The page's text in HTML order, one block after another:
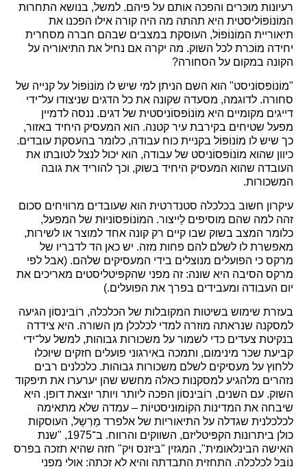
רעיונות מוּכּרים והפכה אותם על פיהם. למשל, בנושא התחרות
המוֹנוֹפּוֹליסטית היא תהתה מה היה קורה אילו הפכנו את
תיאוריית המוֹנוֹפּוֹל, העוסקת במצבים שבהם חברה מסחרית
יחידה מוֹכרת לכל השוק. מה יקרה אם נחיל את התיאוריה על
הקונה במקום על הסחורה?
"מוֹנוֹפּסוֹניסט" הוא השם הניתן למי שיש לו מוֹנוֹפּוֹל על קנייה של
סחורה. לדוגמה, מסעדה שקונה את כל הדגים שניצודו על־ידי
דייגים מקומיים היא מוֹנוֹפּסוֹניסטית של דגים. ננסה לדמיין
מפעל שטיחים בקירבת עיר קטנה. הוא המעסיק היחיד באזור,
כך שיש לו מוֹנוֹפּוֹל בקניית כוח עבודה, כלומר בהעסקת עובדים.
כיוון שהוא מוֹנוֹפּסוֹניסט של עבודה, הוא יכול לנצל לטובתו את
העובדה שהוא המעסיק היחיד בשוק, וכך להוריד את גובה
המשכורות.
עיקרון חשוב בכלכלה סטנדרטית הוא שעובדים מרוויחים סכום
זהה למה שהם מוסיפים לַייצור. המוֹנוֹפּסוֹניוּת של המפעל,
כלומר המצב בשוק שבו קיים רק קונה אחד למוצר או לשירות,
מאפשרת לו לשלם להם פחות מזה. יש כאן הד לדבריו של
מרקס כי הפועלים מנוצלים בידי המעסיקים שלהם. (אבל לפי
מרקס הסיבה היא שונה: זה מפני שהקפּיטליסטים מאריכים את
יום העבודה ומעבידים בפרך את הפועלים.)
בעזרת שימוש בשיטות המקובלות של הכלכלה, רוֹבּינסוֹן הגיעה
למסקנה שנראתה מוזרה למדי לכלכלן מן השורה. היא צידדה
בנקיטת צעדים כדי לשמור על משכורות גבוהות, למשל על־ידי
קביעת שכר מינימום, ותמכה באירגוני פועלים חזקים שיוכלו
ללחוץ על מעסיקים לשלם משכורות גבוהות. כלכלנים רבים
נזהרים מלהגיע למסקנות כאלה מחשש שהן יערערו את תיפקוד
השוק. עם השנים, רוֹבּינסוֹן הפכה ליותר ויותר יוצאת דופן. היא
שיבחה את המדינות הקוֹמוּניסטיוֹת – עמדה שלא מתאימה
לכלכלנית שגדלה על התיאוריות של אלפרד מַרְשַל, העוסקות
כולן ביתרונות הקפּיטליזם, השווקים והרווח. ב־1975, "שנת
האישה הבינלאומית", המגזין "בּיזנס ויק" חזה שהיא תזכה בפרס
נוֹבּל לכלכלה. התחזית התבדתה והיא לא זכתה: אולי מפני